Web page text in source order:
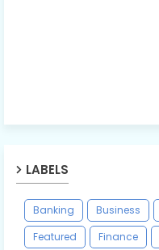
LABELS
Banking Business
Featured
Finance